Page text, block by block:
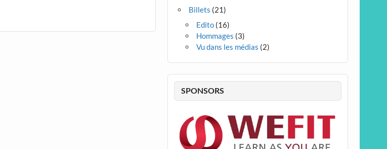
Billets (21)
Edito (16)
Hommages (3)
Vu dans les médias (2)
SPONSORS